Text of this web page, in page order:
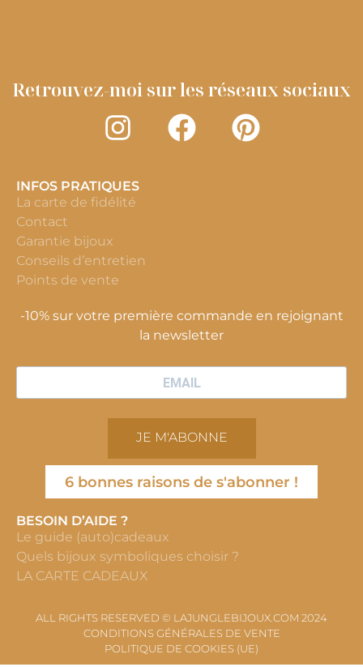
Retrouvez-moi sur les réseaux sociaux
INFOS PRATIQUES
La carte de fidélité
Contact
Garantie bijoux
Conseils d’entretien
Points de vente
-10% sur votre première commande en rejoignant
la newsletter
JE M'ABONNE
6 bonnes raisons de s'abonner !
BESOIN D’AIDE ?
Le guide (auto)cadeaux
Quels bijoux symboliques choisir ?
LA CARTE CADEAUX
ALL RIGHTS RESERVED © LAJUNGLEBIJOUX.COM 2024
CONDITIONS GÉNÉRALES DE VENTE
POLITIQUE DE COOKIES (UE)